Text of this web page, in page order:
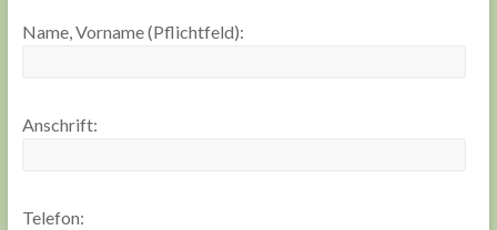
Name, Vorname (Pflichtfeld):
Anschrift:
Telefon: